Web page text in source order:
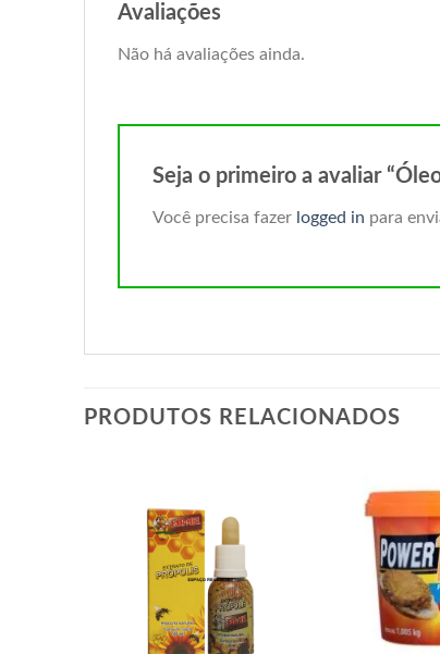
Avaliações
Não há avaliações ainda.
Seja o primeiro a avaliar
Você precisa fazer logged in para
PRODUTOS RELACIONADOS